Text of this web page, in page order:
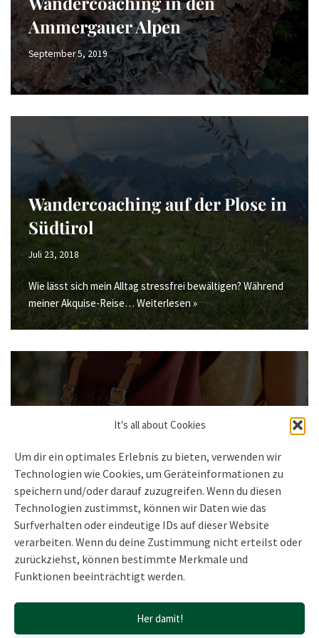
It's all about Cookies
Um dir ein optimales Erlebnis zu bieten, verwenden wir
Technologien wie Cookies, um Geräteinformationen zu
speichern und/oder darauf zuzugreifen. Wenn du diesen
Technologien zustimmst, können wir Daten wie das
Surfverhalten oder eindeutige IDs auf dieser Website
verarbeiten. Wenn du deine Zustimmung nicht erteilst oder
zurückziehst, können bestimmte Merkmale und
Funktionen beeinträchtigt werden.
Her damit!
Ammergauer Alpen
September 5, 2019
Wandercoaching auf der Plose in
Südtirol
Juli 23, 2018
Wie lässt sich mein Alltag stressfrei bewältigen? Während
meiner Akquise-Reise… Weiterlesen »
Rucksack
September 7, 2017
Lege deinen Ballast ab Hast du nicht auch (ein
bisschen…Weiterlesen »